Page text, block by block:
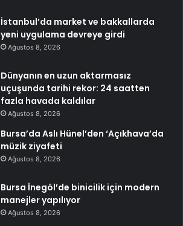
İstanbul’da market ve bakkallarda
yeni uygulama devreye girdi
Ağustos 8, 2026
Dünyanın en uzun aktarmasız
uçuşunda tarihi rekor: 24 saatten
fazla havada kaldılar
Ağustos 8, 2026
Bursa’da Aslı Hünel’den ‘Açıkhava’da
müzik ziyafeti
Ağustos 8, 2026
Bursa İnegöl’de binicilik için modern
manejler yapılıyor
Ağustos 8, 2026